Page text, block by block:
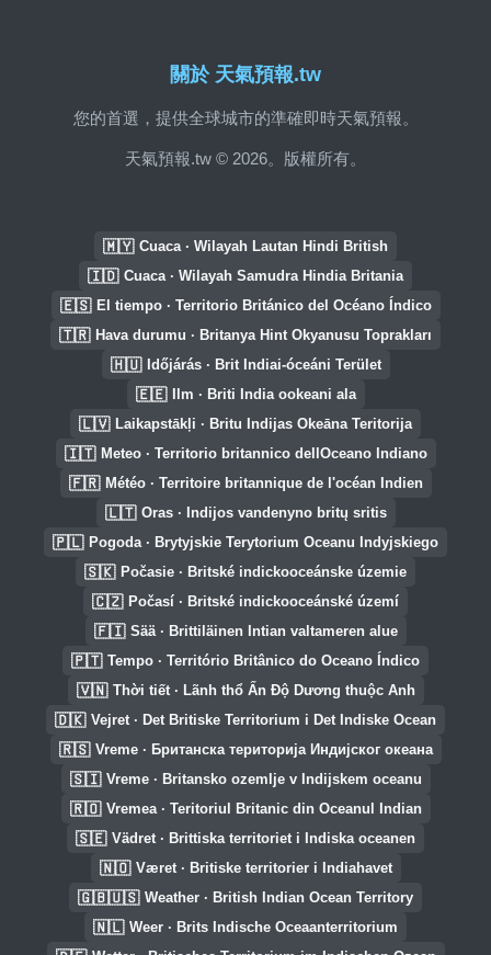
關於 天氣預報.tw
您的首選，提供全球城市的準確即時天氣預報。
天氣預報.tw © 2026。版權所有。
🇲🇾 Cuaca · Wilayah Lautan Hindi British
🇮🇩 Cuaca · Wilayah Samudra Hindia Britania
🇪🇸 El tiempo · Territorio Británico del Océano Índico
🇹🇷 Hava durumu · Britanya Hint Okyanusu Toprakları
🇭🇺 Időjárás · Brit Indiai-óceáni Terület
🇪🇪 Ilm · Briti India ookeani ala
🇱🇻 Laikapstākļi · Britu Indijas Okeāna Teritorija
🇮🇹 Meteo · Territorio britannico dellOceano Indiano
🇫🇷 Météo · Territoire britannique de l'océan Indien
🇱🇹 Oras · Indijos vandenyno britų sritis
🇵🇱 Pogoda · Brytyjskie Terytorium Oceanu Indyjskiego
🇸🇰 Počasie · Britské indickooceánske územie
🇨🇿 Počasí · Britské indickooceánské území
🇫🇮 Sää · Brittiläinen Intian valtameren alue
🇵🇹 Tempo · Território Britânico do Oceano Índico
🇻🇳 Thời tiết · Lãnh thổ Ấn Độ Dương thuộc Anh
🇩🇰 Vejret · Det Britiske Territorium i Det Indiske Ocean
🇷🇸 Vreme · Британска територија Индијског океана
🇸🇮 Vreme · Britansko ozemlje v Indijskem oceanu
🇷🇴 Vremea · Teritoriul Britanic din Oceanul Indian
🇸🇪 Vädret · Brittiska territoriet i Indiska oceanen
🇳🇴 Været · Britiske territorier i Indiahavet
🇬🇧🇺🇸 Weather · British Indian Ocean Territory
🇳🇱 Weer · Brits Indische Oceaanterritorium